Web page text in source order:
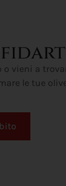
vieni a
le tue